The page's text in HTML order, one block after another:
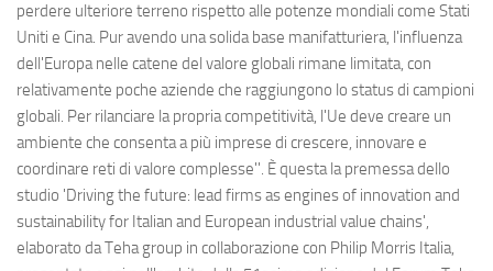
perdere ulteriore terreno rispetto alle potenze mondiali come Stati
Uniti e Cina. Pur avendo una solida base manifatturiera, l'influenza
dell'Europa nelle catene del valore globali rimane limitata, con
relativamente poche aziende che raggiungono lo status di campioni
globali. Per rilanciare la propria competitività, l'Ue deve creare un
ambiente che consenta a più imprese di crescere, innovare e
coordinare reti di valore complesse''. È questa la premessa dello
studio 'Driving the future: lead firms as engines of innovation and
sustainability for Italian and European industrial value chains',
elaborato da Teha group in collaborazione con Philip Morris Italia,